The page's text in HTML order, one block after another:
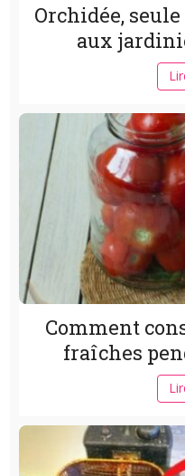
Orchidée,
aux
Comment
fraîches